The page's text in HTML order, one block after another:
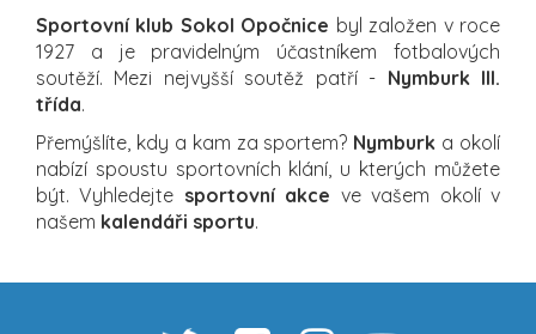
Sportovní klub Sokol Opočnice byl založen v roce
1927 a je pravidelným účastníkem fotbalových
soutěží. Mezi nejvyšší soutěž patří - Nymburk III.
třída.
Přemýšlíte, kdy a kam za sportem? Nymburk a okolí
nabízí spoustu sportovních klání, u kterých můžete
být. Vyhledejte sportovní akce ve vašem okolí v
našem kalendáři sportu.